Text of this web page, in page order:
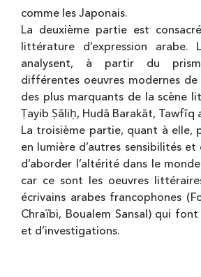
comme les Japonais.
La deuxième partie est
littérature d’expression arabe.
analysent, à partir du
différentes oeuvres modernes de
des plus marquants de la scène
Ṭayib Ṣāliḥ, Hudā Barakāt,
La troisième partie, quant à elle,
en lumière d’autres sensibilités et
d’aborder l’altérité dans le
car ce sont les oeuvres
écrivains arabes francophones
Chraïbi, Boualem Sansal) qui font
et d’investigations.